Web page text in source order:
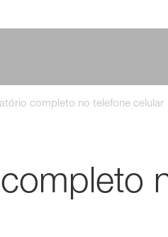
completo no telefone celular